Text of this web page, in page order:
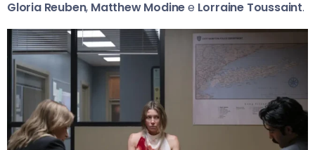
Gloria Reuben, Matthew Modinee Lorraine Toussaint.